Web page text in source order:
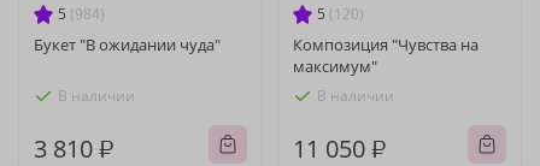
5 (984)
Букет "В ожидании чуда"
В наличии
3 810 ₽
5 (120)
Композиция "Чувства на
максимум"
В наличии
11 050 ₽